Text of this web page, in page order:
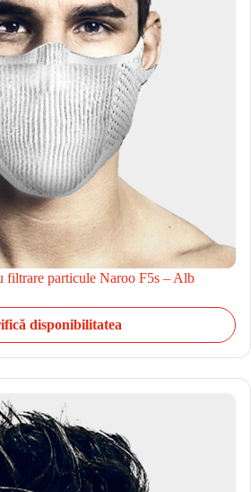
filtrare particule Naroo F5s – Alb
disponibilitatea